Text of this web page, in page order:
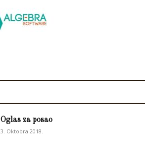
Oglas za posao
3. Oktobra 2018.